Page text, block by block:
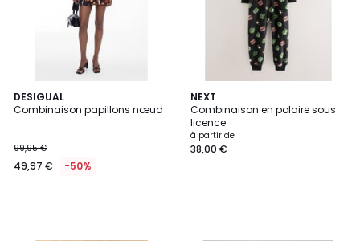
DESIGUAL
Combinaison papillons nœud
99,95 €
49,97 € -50%
NEXT
Combinaison en polaire sous
licence
à partir de
38,00 €